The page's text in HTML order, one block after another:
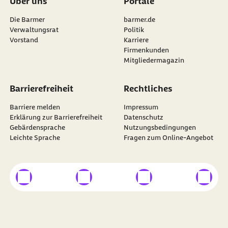
Die Barmer
Verwaltungsrat
Vorstand
barmer.de
Politik
Karriere
Firmenkunden
Mitgliedermagazin
Barrierefreiheit
Barriere melden
Erklärung zur Barrierefreiheit
Gebärdensprache
Leichte Sprache
Rechtliches
Impressum
Datenschutz
Nutzungsbedingungen
Fragen zum Online-Angebot
Besuchen Sie dieBARMER auf
externer Link externer Link externer Link